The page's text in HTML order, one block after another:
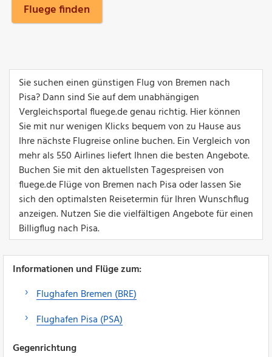
Fluege finden
Sie suchen einen günstigen Flug von Bremen nach
Pisa? Dann sind Sie auf dem unabhängigen
Vergleichsportal fluege.de genau richtig. Hier können
Sie mit nur wenigen Klicks bequem von zu Hause aus
Ihre nächste Flugreise online buchen. Ein Vergleich von
mehr als 550 Airlines liefert Ihnen die besten Angebote.
Buchen Sie mit den aktuellsten Tagespreisen von
fluege.de Flüge von Bremen nach Pisa oder lassen Sie
sich den optimalsten Reisetermin für Ihren Wunschflug
anzeigen. Nutzen Sie die vielfältigen Angebote für einen
Billigflug nach Pisa.
Informationen und Flüge zum:
Flughafen Bremen (BRE)
Flughafen Pisa (PSA)
Gegenrichtung